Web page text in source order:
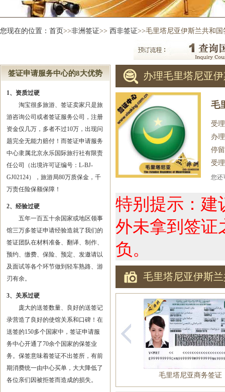
您现在的位置： 首页>>非洲签证>> 西非签证>>毛里塔尼亚伊斯兰共和国
签证申请服务中心的8大优势
1、资质过硬
淘宝很多旅游、签证卖家只是旅
游咨询公司或者签证服务公司，注册
资金仅几万，多者不过10万，出现问
题完全无能力赔付！而签证申请服务
中心隶属北京永乐国际旅行社有限责
任公司（出境许可证编号：L-BJ-
GJ02124），旅游局80万质保金，千
万责任险保额保障！
2、经验过硬
五年一百五十余国家或地区领事
馆三万多签证申请经验造就了我们的
签证团队在材料准备、翻译、制作、
预约、缴费、保险、预定、发邀请以
及面试等各个环节做到轻车熟路、游
刃有余。
3、关系过硬
庞大的送签数量、良好的送签记
录营造了良好的使馆关系和口碑！在
送签的150多个国家中，签证申请服
务中心开通了70余个国家的保签业
务。保签意味着签证不出签所，有前
期消费统一由中心买单，大大降低了
各位亲们因被拒签而造成的损失。
办理毛里塔尼亚
毛
受
办
停
受
您
特别提示：建
外未拿到签证
负。
毛里塔尼亚伊斯
毛里塔尼亚商务签证